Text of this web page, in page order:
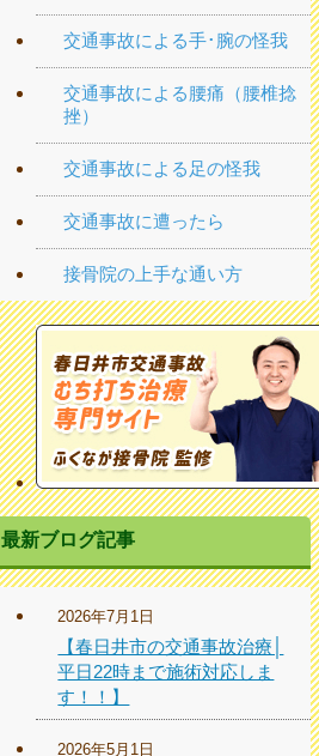
交通事故による手･腕の怪我
交通事故による腰痛（腰椎捻
挫）
交通事故による足の怪我
交通事故に遭ったら
接骨院の上手な通い方
最新ブログ記事
2026年7月1日
【春日井市の交通事故治療│
平日22時まで施術対応しま
す！！】
2026年5月1日